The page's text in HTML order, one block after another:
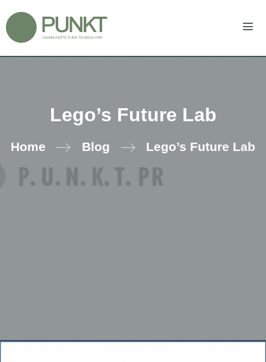
Inhalt
springen
Lego’s Future Lab
Home Blog Lego’s Future Lab